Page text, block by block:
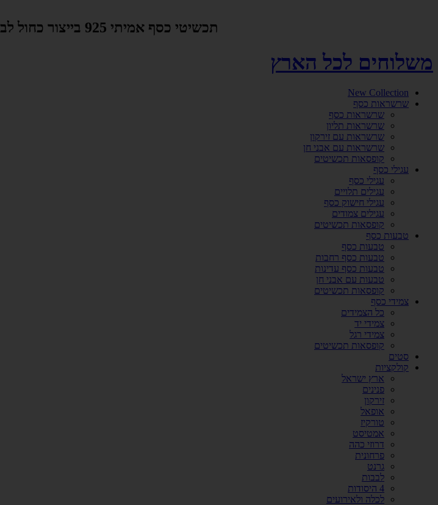
תכשיטי כסף אמיתי 925 בייצור כחול לבן | כאן בשבילך
משלוחים לכל הארץ
New Collection
שרשראות כסף
שרשראות כסף
שרשראות תליון
שרשראות עם זירקון
שרשראות עם אבני חן
קופסאות תכשיטים
עגילי כסף
עגילי כסף
עגילים תלויים
עגילי חישוק כסף
עגילים צמודים
קופסאות תכשיטים
טבעות כסף
טבעות כסף
טבעות כסף רחבות
טבעות כסף עדינות
טבעות עם אבני חן
קופסאות תכשיטים
צמידי כסף
כל הצמידים
צמידי יד
צמידי רגל
קופסאות תכשיטים
סטים
קולקציות
ארץ ישראל
פנינים
זירקון
אופאל
טורקיז
אמטיסט
דרוזי כהה
פרחונית
גרנט
לבבות
4 היסודות
לכלה ולאירועים